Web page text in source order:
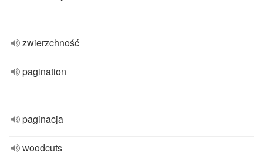
zwierzchność
pagination
paginacja
woodcuts